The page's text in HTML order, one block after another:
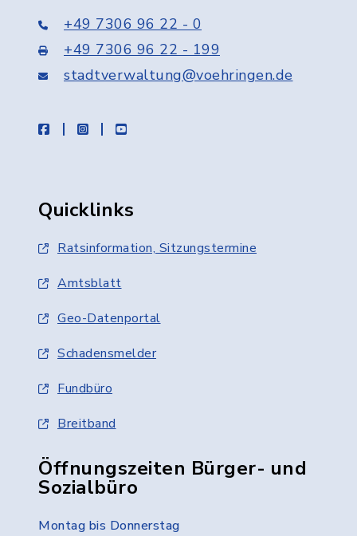
+49 7306 96 22 - 0
+49 7306 96 22 - 199
stadtverwaltung@voehringen.de
facebookinstagramyoutube
Quicklinks
Ratsinformation, Sitzungstermine
Amtsblatt
Geo-Datenportal
Schadensmelder
Fundbüro
Breitband
Öffnungszeiten Bürger- und
Sozialbüro
Montag bis Donnerstag